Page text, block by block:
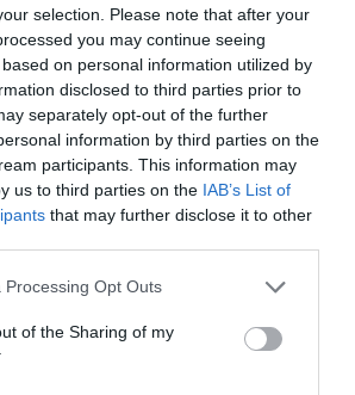
selection. Please note that after your
you may continue seeing
on personal information utilized by
disclosed to third parties prior to
separately opt-out of the further
information by third parties on the
participants. This information may
us to third parties on the IAB’s List of
that may further disclose it to other
website/app uses one or more Google
or usage behaviour. You may click to
to Google and its third-party tags to
specified purposes in below Google
Processing Opt Outs
of the Sharing of my